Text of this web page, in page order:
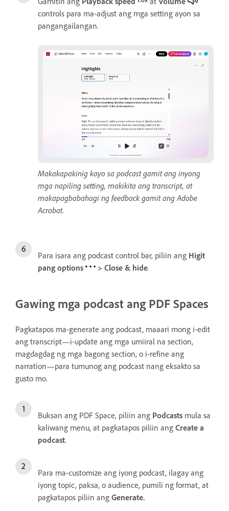
controls para ma-adjust ang mga setting ayon sa
pangangailangan.
Makakapakinig kayo sa podcast gamit ang inyong
mga napiling setting, makikita ang transcript, at
makapagbabahagi ng feedback gamit ang Adobe
Acrobat.
Para isara ang podcast control bar, piliin ang Higit
pang options
> Close & hide.
Gawing mga podcast ang PDF Spaces
Pagkatapos ma-generate ang podcast, maaari mong i-edit
ang transcript—i-update ang mga umiiral na section,
magdagdag ng mga bagong section, o i-refine ang
narration—para tumunog ang podcast nang eksakto sa
gusto mo.
Buksan ang PDF Space, piliin ang Podcasts mula sa
kaliwang menu, at pagkatapos piliin ang Create a
podcast.
Para ma-customize ang iyong podcast, ilagay ang
iyong topic, paksa, o audience, pumili ng format, at
pagkatapos piliin ang Generate.